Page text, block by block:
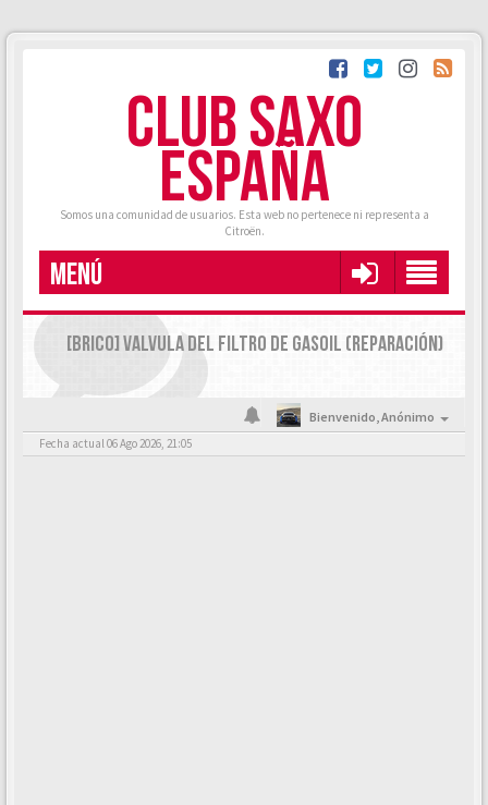
CLUB SAXO
ESPAÑA
Somos una comunidad de usuarios. Esta web no pertenece ni representa a
Citroën.
MENÚ
[BRICO] VALVULA DEL FILTRO DE GASOIL (REPARACIÓN)
Bienvenido,Anónimo
Fecha actual 06 Ago 2026, 21:05